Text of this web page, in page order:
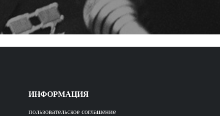
ИНФОРМАЦИЯ
пользовательское соглашение